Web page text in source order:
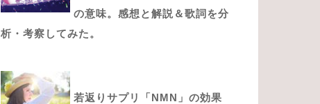
の意味。感想と解説＆歌詞を分
析・考察してみた。
若返りサプリ「NMN」の効果